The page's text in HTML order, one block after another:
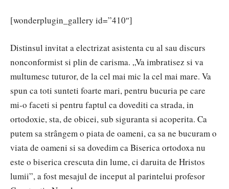
[wonderplugin_gallery id=”410″]
Distinsul invitat a electrizat asistenta cu al sau discurs
nonconformist si plin de carisma. „Va imbratisez si va
multumesc tuturor, de la cel mai mic la cel mai mare. Va
spun ca toti sunteti foarte mari, pentru bucuria pe care
mi-o faceti si pentru faptul ca dovediti ca strada, in
ortodoxie, sta, de obicei, sub siguranta si acoperita. Ca
putem sa strângem o piata de oameni, ca sa ne bucuram o
viata de oameni si sa dovedim ca Biserica ortodoxa nu
este o biserica crescuta din lume, ci daruita de Hristos
lumii”, a fost mesajul de inceput al parintelui profesor